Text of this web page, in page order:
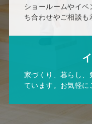
ショールームやイ
ち合わせやご相談も
家づくり、暮らし
ています。お気軽に